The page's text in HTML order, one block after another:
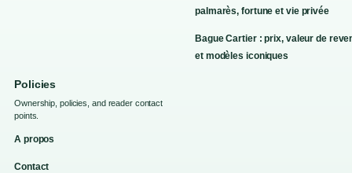
palmarès, fortune et vie privée
Bague Cartier : prix, valeur de
et modèles iconiques
Policies
Ownership, policies, and reader contact
points.
A propos
Contact